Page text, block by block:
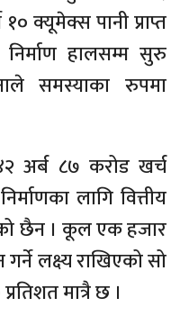
१० क्यूमेक्स पानी प्राप्त
हालसम्म सुरु
समस्याका रुपमा
अर्ब ८७ करोड खर्च
लागि वित्तीय
छैन । कूल एक हजार
लक्ष्य राखिएको सो
मात्रै छ ।